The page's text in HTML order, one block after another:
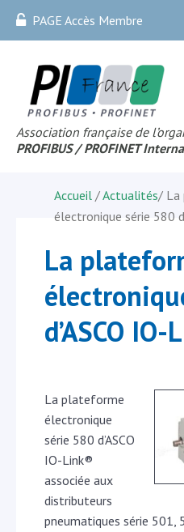
PAGE Accès Membre
Association française de
PROFIBUS / PROFINET
Accueil /Actualités/
électronique série 580
La
d’ASCO
La plateforme
électronique
série 580 d’ASCO
IO-Link®
associée aux
distributeurs
pneumatiques série 501,